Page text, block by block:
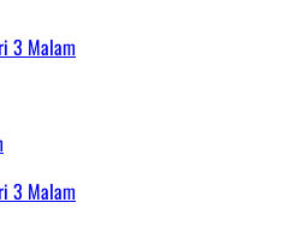
3 Malam
3 Malam